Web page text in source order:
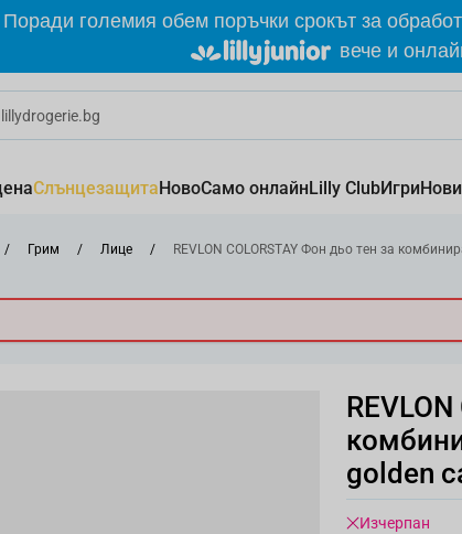
Поради големия обем поръчки срокът за
вече и
СлънцезащитаНовоСамо онлайнLilly ClubИгри
/ Грим / Лице / REVLON COLORSTAY Фон дьо тен за
golden
Изчерпан